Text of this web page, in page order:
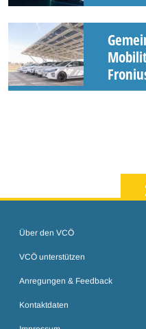
Über den VCÖ
VCÖ unterstützen
Anregungen & Feedback
Kontaktdaten